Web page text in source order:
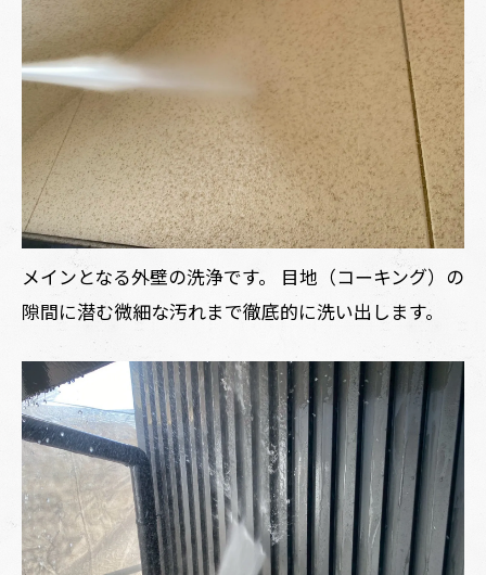
メインとなる外壁の洗浄です。 目地（コーキング）の
隙間に潜む微細な汚れまで徹底的に洗い出します。